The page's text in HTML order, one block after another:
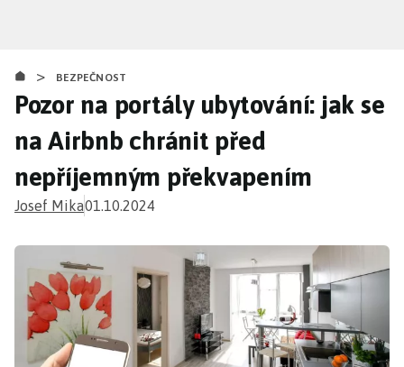
obsahu
> BEZPEČNOST
Pozor na portály ubytování: jak se
na Airbnb chránit před
nepříjemným překvapením
Josef Mika01.10.2024